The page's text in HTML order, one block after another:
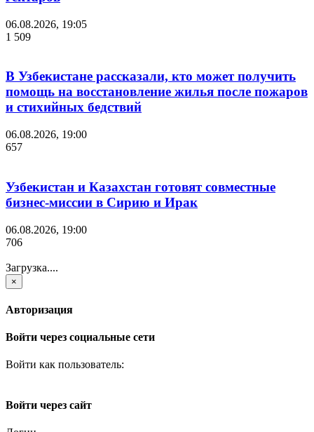
06.08.2026, 19:05
1 509
В Узбекистане рассказали, кто может получить
помощь на восстановление жилья после пожаров
и стихийных бедствий
06.08.2026, 19:00
657
Узбекистан и Казахстан готовят совместные
бизнес-миссии в Сирию и Ирак
06.08.2026, 19:00
706
Загрузка....
×
Авторизация
Войти через социальные сети
Войти как пользователь:
Войти через сайт